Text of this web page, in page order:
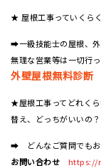
★ 屋根工事っていくら
➡一級技能士の屋根、外
無理な営業等は一切行っ
外壁屋根無料診断
★屋根工事ってどれく
替え、どっちがいいの？
➡ どんなご質問でもお
お問い合わせ
https://